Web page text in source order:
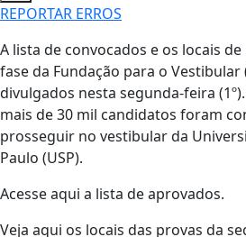
REPORTAR ERROS
A lista de convocados e os locais
fase da Fundação para o Vestibular
divulgados nesta segunda-feira
mais de 30 mil candidatos foram
prosseguir no vestibular da
Paulo (USP).
Acesse aqui a lista de aprovados.
Veja aqui os locais das provas da